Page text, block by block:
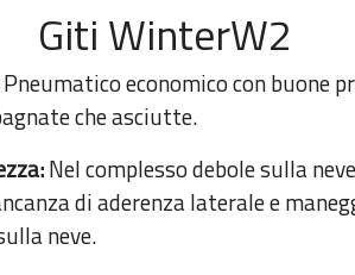
Giti WinterW2
Pneumatico economico con buone
che asciutte.
Nel complesso debole sulla
di aderenza laterale e
neve.